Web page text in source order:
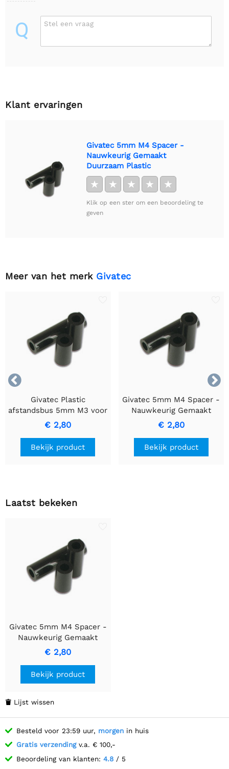
Q Stel een vraag
Klant ervaringen
Givatec 5mm M4 Spacer -
Nauwkeurig Gemaakt
Duurzaam Plastic
★ ★ ★ ★ ★
Klik op een ster om een beoordeling te
geven
Meer van het merk Givatec


Givatec Plastic
afstandsbus 5mm M3 voor
elektronische en
mechanische stabiliteit
€ 2,80
Bekijk product
Givatec 5mm M4 Spacer -
Nauwkeurig Gemaakt
Duurzaam Plastic
€ 2,80
Bekijk product
Laatst bekeken
Givatec 5mm M4 Spacer -
Nauwkeurig Gemaakt
Duurzaam Plastic
€ 2,80
Bekijk product
 Lijst wissen
Besteld voor 23:59 uur, morgen in huis
Gratis verzendingv.a. € 100,-
Beoordeling van klanten: 4.8 / 5